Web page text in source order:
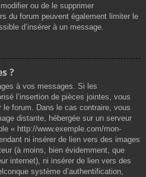
ou de le supprimer
du forum peuvent également limiter le
d’insérer à un message.
?
à vos messages. Si les
l’insertion de pièces jointes, vous
le forum. Dans le cas contraire, vous
distante, hébergée sur un serveur
« http://www.exemple.com/mon-
ni insérer de lien vers des images
(à moins, bien évidemment, que
internet), ni insérer de lien vers des
système d’authentification,